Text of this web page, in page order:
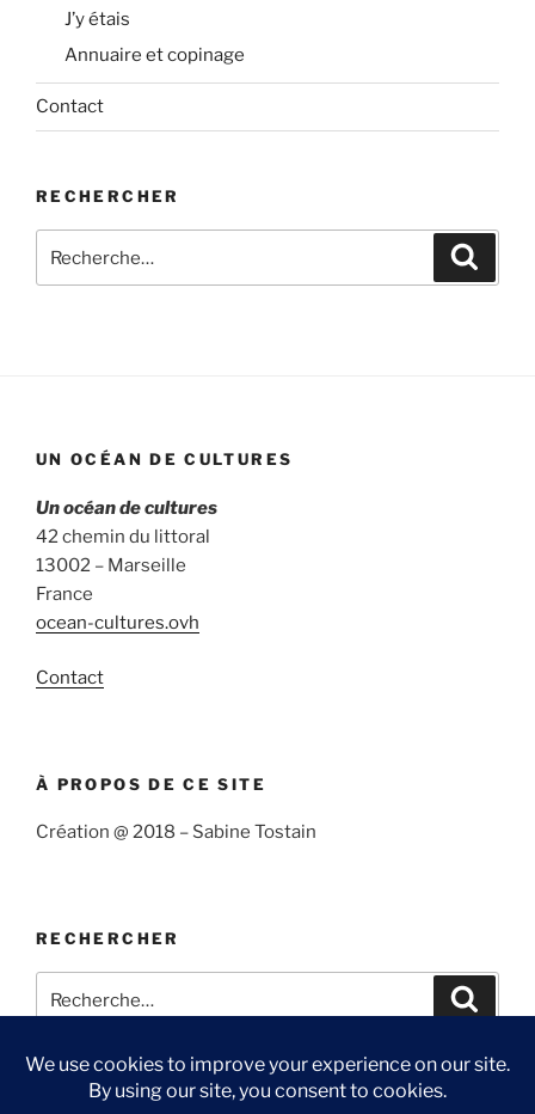
J’y étais
Annuaire et copinage
Contact
RECHERCHER
pour
UN OCÉAN DE CULTURES
Un océan de cultures
42 chemin du littoral
13002 – Marseille
France
ocean-cultures.ovh
Contact
À PROPOS DE CE SITE
Création @ 2018 – Sabine Tostain
RECHERCHER
pour